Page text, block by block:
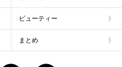
ビューティー
まとめ